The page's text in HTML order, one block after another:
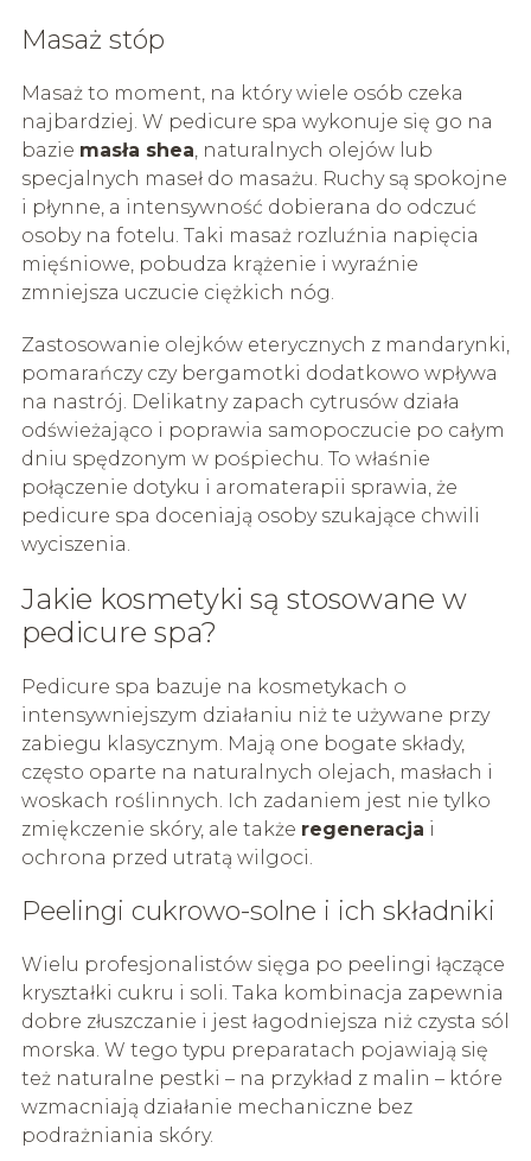
Masaż stóp
Masaż to moment, na który wiele osób czeka
najbardziej. W pedicure spa wykonuje się go na
bazie masła shea, naturalnych olejów lub
specjalnych maseł do masażu. Ruchy są spokojne
i płynne, a intensywność dobierana do odczuć
osoby na fotelu. Taki masaż rozluźnia napięcia
mięśniowe, pobudza krążenie i wyraźnie
zmniejsza uczucie ciężkich nóg.
Zastosowanie olejków eterycznych z mandarynki,
pomarańczy czy bergamotki dodatkowo wpływa
na nastrój. Delikatny zapach cytrusów działa
odświeżająco i poprawia samopoczucie po całym
dniu spędzonym w pośpiechu. To właśnie
połączenie dotyku i aromaterapii sprawia, że
pedicure spa doceniają osoby szukające chwili
wyciszenia.
Jakie kosmetyki są stosowane w
pedicure spa?
Pedicure spa bazuje na kosmetykach o
intensywniejszym działaniu niż te używane przy
zabiegu klasycznym. Mają one bogate składy,
często oparte na naturalnych olejach, masłach i
woskach roślinnych. Ich zadaniem jest nie tylko
zmiękczenie skóry, ale także regeneracja i
ochrona przed utratą wilgoci.
Peelingi cukrowo-solne i ich składniki
Wielu profesjonalistów sięga po peelingi łączące
kryształki cukru i soli. Taka kombinacja zapewnia
dobre złuszczanie i jest łagodniejsza niż czysta sól
morska. W tego typu preparatach pojawiają się
też naturalne pestki – na przykład z malin – które
wzmacniają działanie mechaniczne bez
podrażniania skóry.